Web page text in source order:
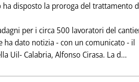
disposto la proroga del trattamento
per i circa 500 lavoratori del
ha dato notizia - con un comunicato - il
Uil- Calabria, Alfonso Cirasa. La d...